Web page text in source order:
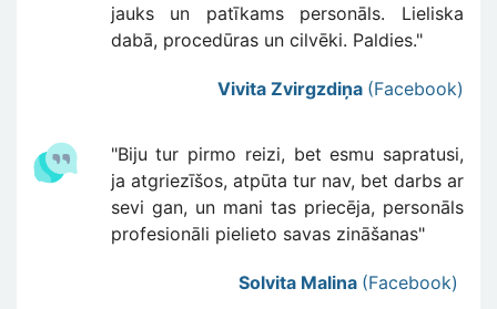
jauks un patīkams personāls. Lieliska
dabā, procedūras un cilvēki. Paldies."
Vivita Zvirgzdiņa (Facebook)
"Biju tur pirmo reizi, bet esmu sapratusi,
ja atgriezīšos, atpūta tur nav, bet darbs ar
sevi gan, un mani tas priecēja, personāls
profesionāli pielieto savas zināšanas"
Solvita Malina (Facebook)